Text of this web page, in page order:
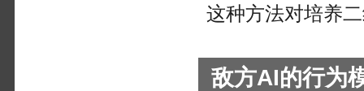
这种方法对培养
敌方AI的行为